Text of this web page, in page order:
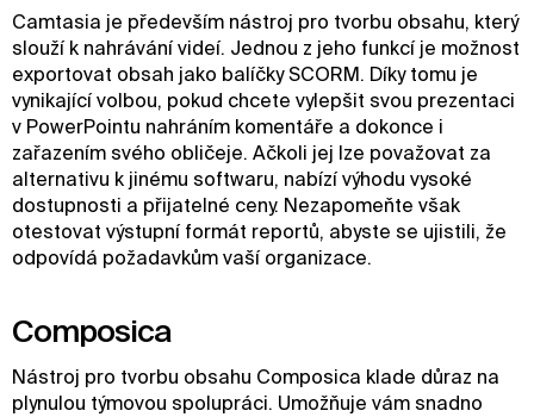
Camtasia je především nástroj pro tvorbu obsahu, který
slouží k nahrávání videí. Jednou z jeho funkcí je možnost
exportovat obsah jako balíčky SCORM. Díky tomu je
vynikající volbou, pokud chcete vylepšit svou prezentaci
v PowerPointu nahráním komentáře a dokonce i
zařazením svého obličeje. Ačkoli jej lze považovat za
alternativu k jinému softwaru, nabízí výhodu vysoké
dostupnosti a přijatelné ceny. Nezapomeňte však
otestovat výstupní formát reportů, abyste se ujistili, že
odpovídá požadavkům vaší organizace.
Composica
Nástroj pro tvorbu obsahu Composica klade důraz na
plynulou týmovou spolupráci. Umožňuje vám snadno